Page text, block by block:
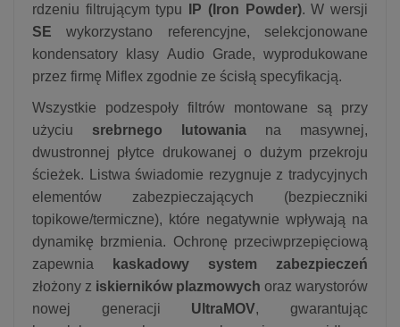
rdzeniu filtrującym typu
IP (Iron Powder). W wersji
SE wykorzystano referencyjne, selekcjonowane
kondensatory klasy Audio Grade, wyprodukowane
przez firmę Miflex zgodnie ze ścisłą specyfikacją.
Wszystkie podzespoły filtrów montowane są przy
użyciu srebrnego lutowania na masywnej,
dwustronnej płytce drukowanej o dużym przekroju
ścieżek. Listwa świadomie rezygnuje z tradycyjnych
elementów zabezpieczających (bezpieczniki
topikowe/termiczne), które negatywnie wpływają na
dynamikę brzmienia. Ochronę przeciwprzepięciową
zapewnia
kaskadowy system zabezpieczeń
złożony z iskierników plazmowych oraz warystorów
nowej generacji UltraMOV, gwarantując